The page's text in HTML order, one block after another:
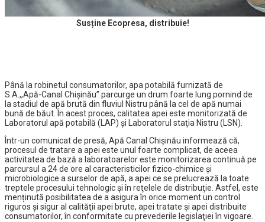
Susține Ecopresa, distribuie!
Până la robinetul consumatorilor, apa potabilă furnizată de
S.A.,,Apă-Canal Chişinău” parcurge un drum foarte lung pornind de
la stadiul de apă brută din fluviul Nistru până la cel de apă numai
bună de băut. În acest proces, calitatea apei este monitorizată de
Laboratorul apă potabilă (LAP) şi Laboratorul staţia Nistru (LSN).
Într-un comunicat de presă, Apă Canal Chișinău informează că,
procesul de tratare a apei este unul foarte complicat, de aceea
activitatea de bază a laboratoarelor este monitorizarea continuă pe
parcursul a 24 de ore al caracteristicilor fizico-chimice şi
microbiologice a surselor de apă, a apei ce se prelucrează la toate
treptele procesului tehnologic şi în reţelele de distribuţie. Astfel, este
menținută posibilitatea de a asigura în orice moment un control
riguros şi sigur al calităţii apei brute, apei tratate şi apei distribuite
consumatorilor, în conformitate cu prevederile legislaţiei în vigoare.